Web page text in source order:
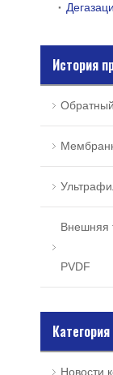
История
Внешняя
PVDF
Новости